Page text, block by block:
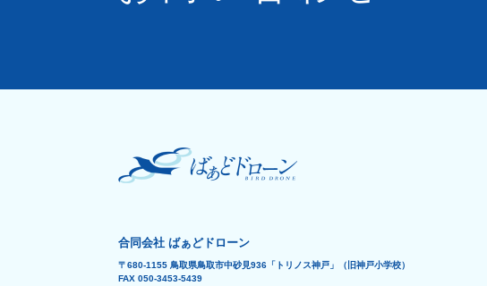
合同会社 ばぁどドローン
〒680-1155 鳥取県鳥取市中砂見936「トリノス神戸」（旧神戸小学校）
FAX 050-3453-5439